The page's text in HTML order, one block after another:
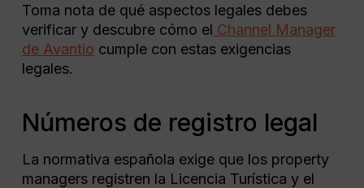
Toma nota de qué aspectos legales debes
verificar y descubre cómo el Channel Manager
de Avantio cumple con estas exigencias
legales.
Números de registro legal
La normativa española exige que los property
managers registren la Licencia Turística y el